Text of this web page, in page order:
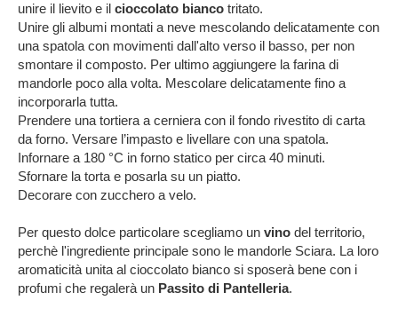
unire il lievito e il cioccolato bianco tritato.
Unire gli albumi montati a neve mescolando delicatamente con
una spatola con movimenti dall'alto verso il basso, per non
smontare il composto. Per ultimo aggiungere la farina di
mandorle poco alla volta. Mescolare delicatamente fino a
incorporarla tutta.
Prendere una tortiera a cerniera con il fondo rivestito di carta
da forno. Versare l’impasto e livellare con una spatola.
Infornare a 180 °C in forno statico per circa 40 minuti.
Sfornare la torta e posarla su un piatto.
Decorare con zucchero a velo.
Per questo dolce particolare scegliamo un vino del territorio,
perchè l'ingrediente principale sono le mandorle Sciara. La loro
aromaticità unita al cioccolato bianco si sposerà bene con i
profumi che regalerà un Passito di Pantelleria.